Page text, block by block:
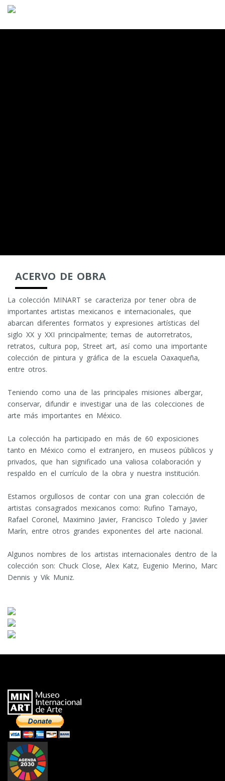
ACERVO DE OBRA
La colección MINART se caracteriza por tener obra de
importantes artistas mexicanos e internacionales, que
abarcan diferentes formatos y expresiones artísticas del
siglo XX y XXI principalmente; temas de autorretratos,
retratos, cultura pop, Street art, así como una importante
colección de pintura y gráfica de la escuela Oaxaqueña,
entre otros.
Teniendo como una de las principales misiones albergar,
conservar, difundir e investigar una de las colecciones de
arte más importantes en México.
La colección ha participado en más de 60 exposiciones
tanto en México como el extranjero, en museos públicos y
privados, que han significado una valiosa colaboración y
respaldo en el currículo de la obra y nuestra institución.
Estamos orgullosos de contar con una gran colección de
artistas consagrados mexicanos como: Rufino Tamayo,
Rafael Coronel, Maximino Javier, Francisco Toledo y Javier
Marín, entre otros grandes exponentes del arte nacional.
Algunos nombres de los artistas internacionales dentro de la
colección son: Chuck Close, Alex Katz, Eugenio Merino, Marc
Dennis y Vik Muniz.